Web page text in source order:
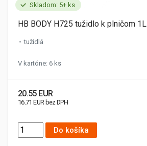
Skladom: 5+ ks
HB BODY H725 tužidlo k plničom 1L
tužidlá
V kartóne: 6 ks
20.55 EUR
16.71 EUR bez DPH
Do košíka